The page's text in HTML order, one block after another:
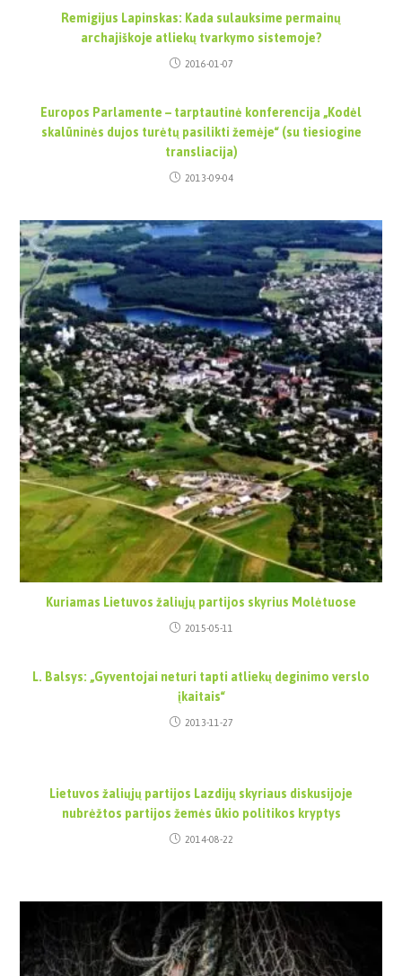
Remigijus Lapinskas: Kada sulauksime permainų
archajiškoje atliekų tvarkymo sistemoje?
2016-01-07
Europos Parlamente – tarptautinė konferencija „Kodėl
skalūninės dujos turėtų pasilikti žemėje“ (su tiesiogine
transliacija)
2013-09-04
Kuriamas Lietuvos žaliųjų partijos skyrius Molėtuose
2015-05-11
L. Balsys: „Gyventojai neturi tapti atliekų deginimo verslo
įkaitais“
2013-11-27
Lietuvos žaliųjų partijos Lazdijų skyriaus diskusijoje
nubrėžtos partijos žemės ūkio politikos kryptys
2014-08-22